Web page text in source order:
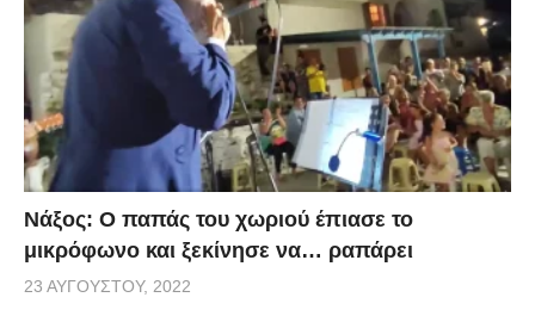
Νάξος: Ο παπάς του χωριού έπιασε το
μικρόφωνο και ξεκίνησε να… ραπάρει
23 ΑΥΓΟΎΣΤΟΥ, 2022